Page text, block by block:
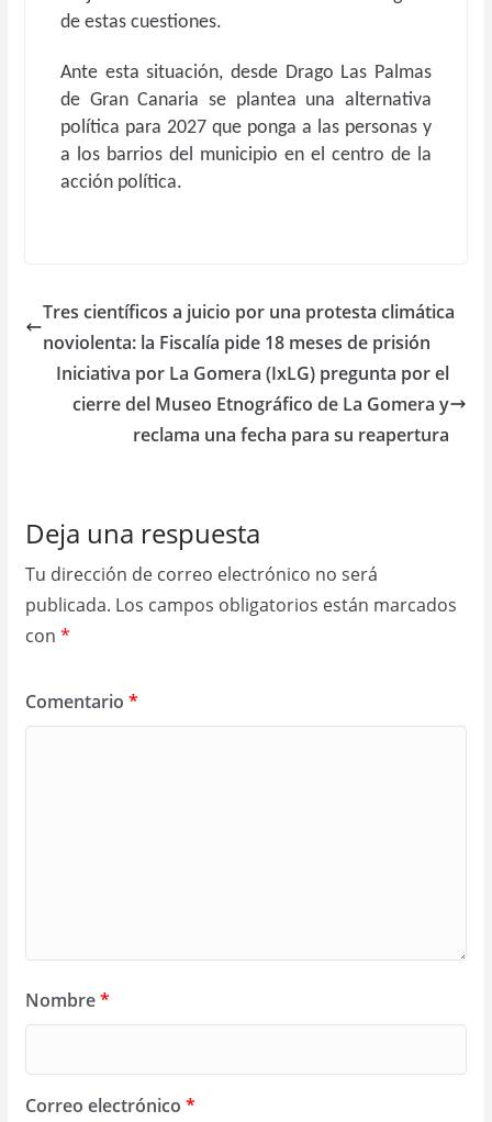
de estas cuestiones.
Ante esta situación, desde Drago Las Palmas
de Gran Canaria se plantea una alternativa
política para 2027 que ponga a las personas y
a los barrios del municipio en el centro de la
acción política.
Tres científicos a juicio por una protesta climática
noviolenta: la Fiscalía pide 18 meses de prisión
Iniciativa por La Gomera (IxLG) pregunta por el
cierre del Museo Etnográfico de La Gomera y
reclama una fecha para su reapertura
Deja una respuesta
Tu dirección de correo electrónico no será
publicada. Los campos obligatorios están marcados
con *
Comentario *
Nombre*
Correo electrónico *